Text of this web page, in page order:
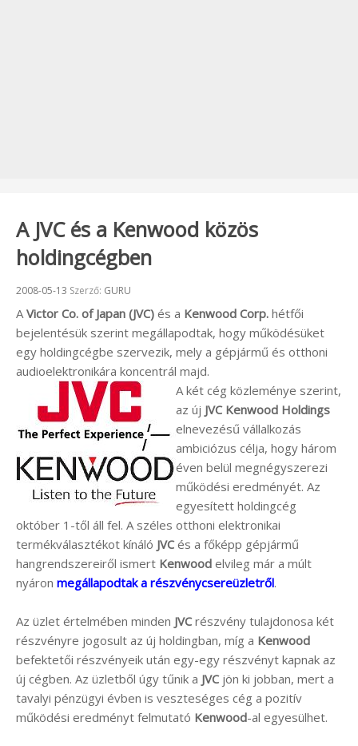
A JVC és a Kenwood közös
holdingcégben
Beküldve:
2008-05-13 Szerző: GURU
A Victor Co. of Japan (JVC) és a Kenwood Corp. hétfői
bejelentésük szerint megállapodtak, hogy működésüket
egy holdingcégbe szervezik, mely a gépjármű és otthoni
audioelektronikára koncentrál majd.
A két cég közleménye szerint,
az új JVC Kenwood Holdings
elnevezésű vállalkozás
ambiciózus célja, hogy három
éven belül megnégyszerezi
működési eredményét. Az
egyesített holdingcég
október 1-től áll fel. A széles otthoni elektronikai
termékválasztékot kínáló JVCés a főképp gépjármű
hangrendszereiről ismert Kenwood elvileg már a múlt
nyáron megállapodtak a részvénycsereüzletről.
Az üzlet értelmében minden JVCrészvény tulajdonosa két
részvényre jogosult az új holdingban, míg a Kenwood
befektetői részvényeik után egy-egy részvényt kapnak az
új cégben. Az üzletből úgy tűnik a JVCjön ki jobban, mert a
tavalyi pénzügyi évben is veszteséges cég a pozitív
működési eredményt felmutató Kenwood-al egyesülhet.